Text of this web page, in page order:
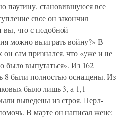
паутину, становившуюся все
свое он закончил
вы, что с подобной
можно выиграть войну?» В
он сам признался, что «уже и не
было выпутаться». Из 162
8 были полностью оснащены. Из
было лишь 3, а 1,1
выведены из строя. Перл-
В марте он написал жене: